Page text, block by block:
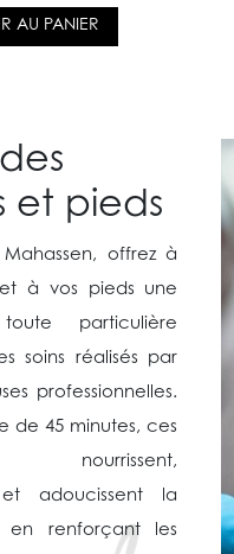
AU PANIER
et pieds
offrez à
à vos pieds une
particulière
soins réalisés par
professionnelles.
de 45 minutes, ces
nourrissent,
adoucissent la
renforçant les